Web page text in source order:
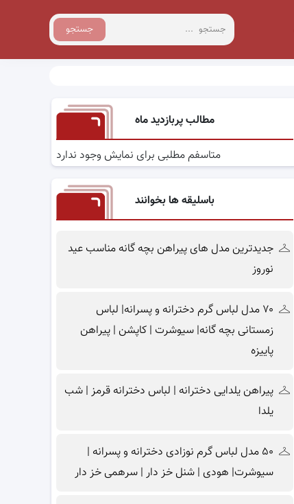
جستجو
مطالب پربازدید ماه
متاسفم مطلبی برای نمایش وجود ندارد
باسلیقه ها بخوانند
جدیدترین مدل های پیراهن بچه گانه مناسب عید
نوروز
۷۰ مدل لباس گرم دخترانه و پسرانه| لباس
زمستانی بچه گانه| سیوشرت | کاپشن | پیراهن
پاییزه
پیراهن یلدایی دخترانه | لباس دخترانه قرمز | شب
یلدا
۵۰ مدل لباس گرم نوزادی دخترانه و پسرانه |
سیوشرت| هودی | شنل خز دار | سرهمی خز دار